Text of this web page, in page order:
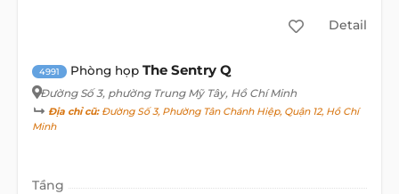
Detail
4991 Phòng họp The Sentry Q
Đường Số 3, phường Trung Mỹ Tây, Hồ Chí Minh
Địa chỉ cũ:Đường Số 3, Phường Tân Chánh Hiệp, Quận 12, Hồ Chí
Minh
Tầng